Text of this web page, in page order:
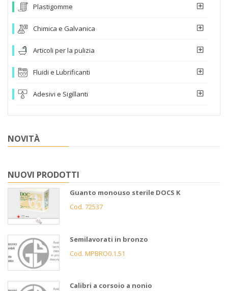
Plastigomme
Chimica e Galvanica
Articoli per la pulizia
Fluidi e Lubrificanti
Adesivi e Sigillanti
NOVITÀ
NUOVI PRODOTTI
Guanto monouso sterile DOCS K
Cod. 72537
Semilavorati in bronzo
Cod. MPBRO0.1.51
Calibri a corsoio a nonio